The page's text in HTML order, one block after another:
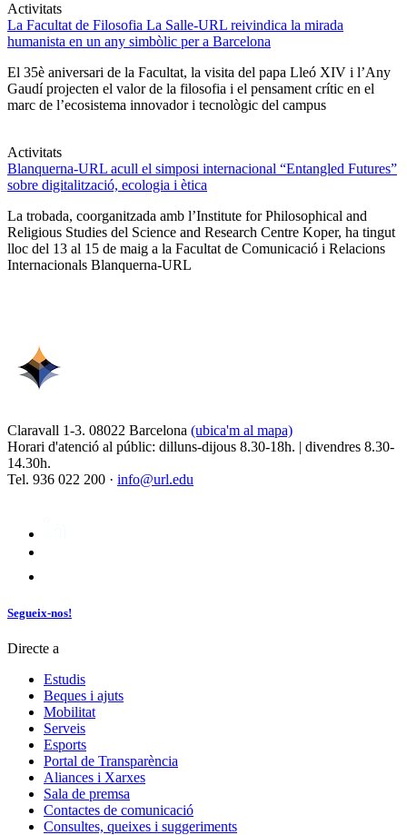
Activitats
La Facultat de Filosofia La Salle-URL reivindica la mirada
humanista en un any simbòlic per a Barcelona
El 35è aniversari de la Facultat, la visita del papa Lleó XIV i l’Any
Gaudí projecten el valor de la filosofia i el pensament crític en el
marc de l’ecosistema innovador i tecnològic del campus
Activitats
Blanquerna-URL acull el simposi internacional “Entangled Futures”
sobre digitalització, ecologia i ètica
La trobada, coorganitzada amb l’Institute for Philosophical and
Religious Studies del Science and Research Centre Koper, ha tingut
lloc del 13 al 15 de maig a la Facultat de Comunicació i Relacions
Internacionals Blanquerna-URL
Claravall 1-3. 08022 Barcelona (ubica'm al mapa)
Horari d'atenció al públic: dilluns-dijous 8.30-18h. | divendres 8.30-
14.30h.
Tel. 936 022 200 · info@url.edu
Segueix-nos!
Directe a
Estudis
Beques i ajuts
Mobilitat
Serveis
Esports
Portal de Transparència
Aliances i Xarxes
Sala de premsa
Contactes de comunicació
Consultes, queixes i suggeriments